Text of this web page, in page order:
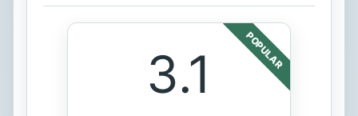
POPULAR
3.1